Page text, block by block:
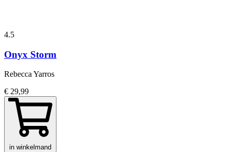
4.5
Onyx Storm
Rebecca Yarros
€ 29,99
in winkelmand